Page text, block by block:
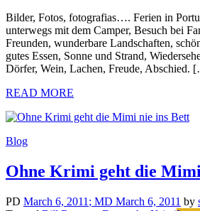
Bilder, Fotos, fotografias…. Ferien in
unterwegs mit dem Camper, Besuch bei
Freunden, wunderbare Landschaften,
gutes Essen, Sonne und Strand,
Dörfer, Wein, Lachen, Freude, Abschied.
READ MORE
Blog
Ohne Krimi geht die
PD March 6, 2011 ; MD March 6, 2011 by